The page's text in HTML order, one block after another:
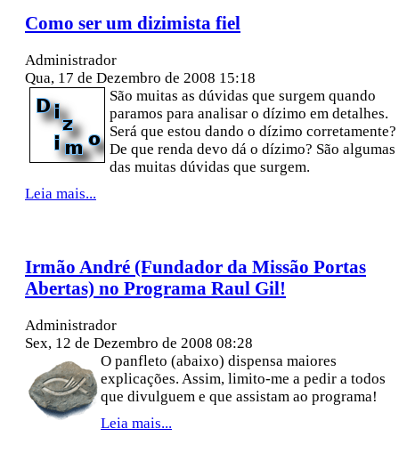
Como ser um dizimista fiel
Administrador
Qua, 17 de Dezembro de 2008 15:18
São muitas as dúvidas que surgem quando
paramos para analisar o dízimo em detalhes.
Será que estou dando o dízimo corretamente?
De que renda devo dá o dízimo? São algumas
das muitas dúvidas que surgem.
Leia mais...
Irmão André (Fundador da Missão Portas
Abertas) no Programa Raul Gil!
Administrador
Sex, 12 de Dezembro de 2008 08:28
O panfleto (abaixo) dispensa maiores
explicações. Assim, limito-me a pedir a todos
que divulguem e que assistam ao programa!
Leia mais...